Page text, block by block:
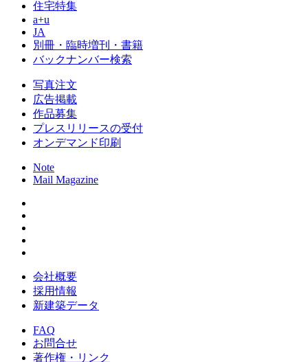
住宅特集
a+u
JA
別冊・臨時増刊・書籍
バックナンバー検索
写真注文
広告掲載
作品募集
プレスリリースの受付
オンデマンド印刷
Note
Mail Magazine
会社概要
採用情報
新建築データ
FAQ
お問合せ
著作権・リンク